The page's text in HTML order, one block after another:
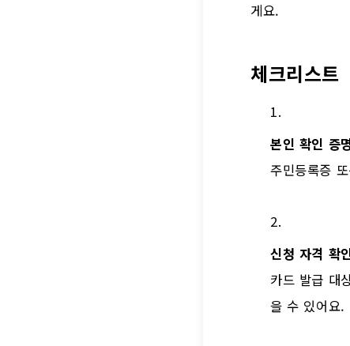
게요.
체크리스트
본인 확인 증
주민등록증
신청 자격 확
카드 발급 대
을 수 있어요.